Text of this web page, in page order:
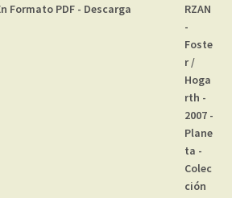
Formato PDF - Descarga